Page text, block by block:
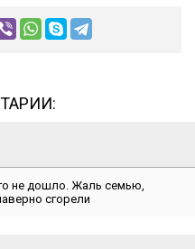
не дошло. Жаль семью,
сгорели